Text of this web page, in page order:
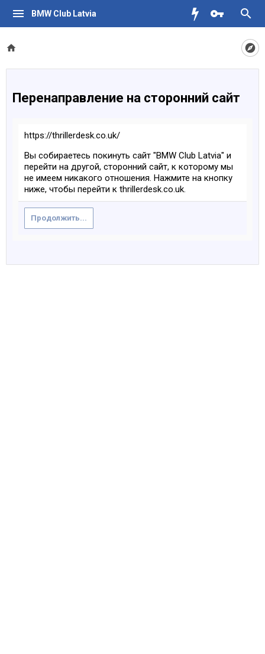
BMW Club Latvia
Перенаправление на сторонний сайт
https://thrillerdesk.co.uk/
Вы собираетесь покинуть сайт "BMW Club Latvia" и
перейти на другой, сторонний сайт, к которому мы
не имеем никакого отношения. Нажмите на кнопку
ниже, чтобы перейти к thrillerdesk.co.uk.
Продолжить...